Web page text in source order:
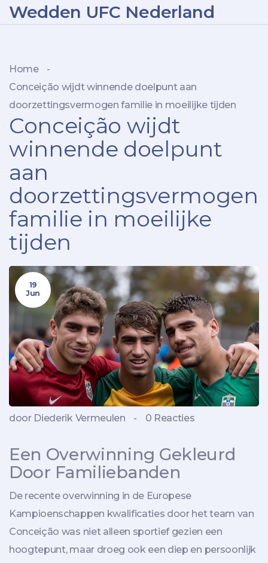
Wedden UFC Nederland
Home
-
Conceição wijdt winnende doelpunt aan
doorzettingsvermogen familie in moeilijke tijden
Conceição wijdt
winnende doelpunt
aan
doorzettingsvermogen
familie in moeilijke
tijden
19
Jun
door Diederik Vermeulen - 0 Reacties
Een Overwinning Gekleurd
Door Familiebanden
De recente overwinning in de Europese
Kampioenschappen kwalificaties door het team van
Conceição was niet alleen sportief gezien een
hoogtepunt, maar droeg ook een diep en persoonlijk